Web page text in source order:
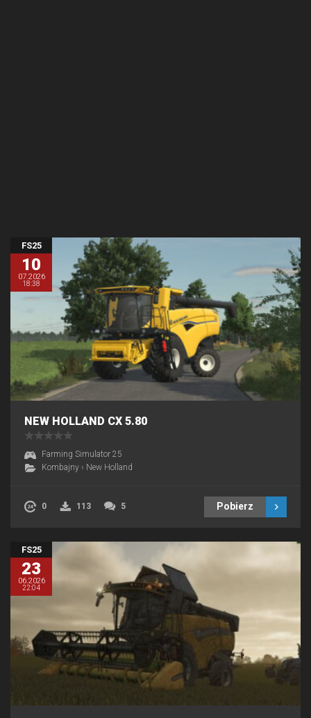
FS25
10
07.2026
18:38
NEW HOLLAND CX 5.80
Farming Simulator 25
Kombajny › New Holland
0 113 5 Pobierz
FS25
23
06.2026
22:04